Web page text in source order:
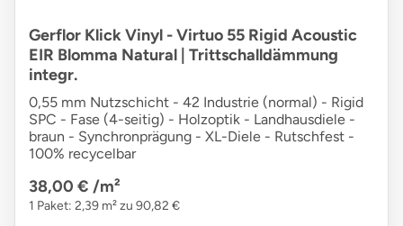
Gerflor Klick Vinyl - Virtuo 55 Rigid Acoustic
EIR Blomma Natural | Trittschalldämmung
integr.
0,55 mm Nutzschicht - 42 Industrie (normal) - Rigid
SPC - Fase (4-seitig) - Holzoptik - Landhausdiele -
braun - Synchronprägung - XL-Diele - Rutschfest -
100% recycelbar
38,00 € /m²
1 Paket: 2,39 m² zu 90,82 €